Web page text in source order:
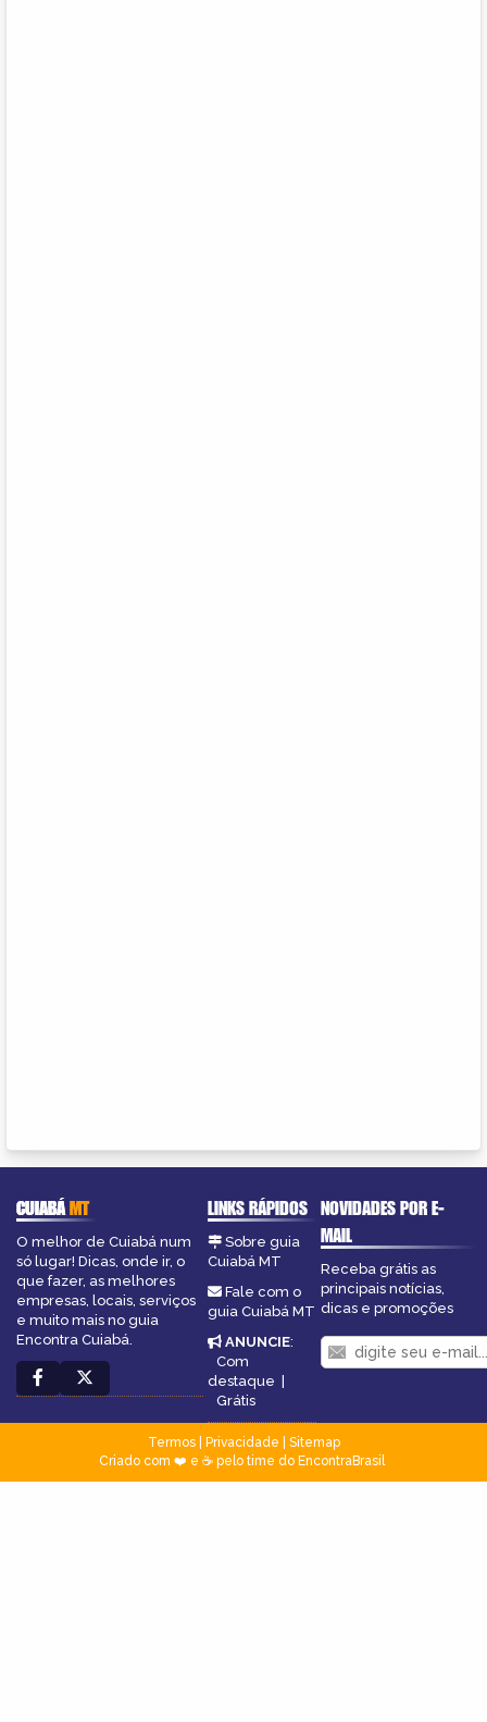
CUIABÁMT
O melhor de Cuiabá num
só lugar! Dicas, onde ir, o
que fazer, as melhores
empresas, locais, serviços
e muito mais no guia
Encontra Cuiabá.
LINKS RÁPIDOS
Sobre guia
Cuiabá MT
Fale com o
guia Cuiabá MT
ANUNCIE:
Com
destaque |
Grátis
NOVIDADES POR E-
MAIL
Receba grátis as
principais notícias,
dicas e promoções
Termos| Privacidade
Sitemap
Criado com ❤️ e ☕ pelo time do EncontraBrasil